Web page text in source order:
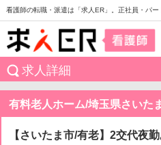
看護師の転職・派遣は「求人ER」。正社員・パ
求人詳細
有料老人ホーム/埼玉県さいた
【さいたま市/有老】2交代夜